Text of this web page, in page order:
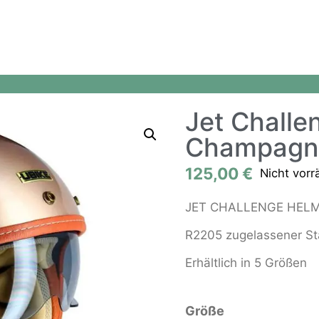
Jet
125,00€ Nicht
JET CHALLENGE
R2205 zugelassener
Erhältlich in 5 Größen
Größe